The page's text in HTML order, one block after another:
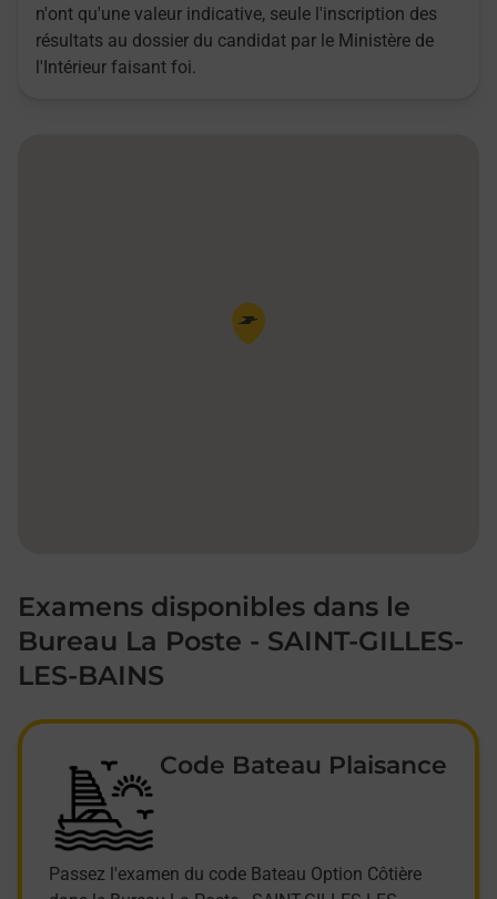
n'ont qu'une valeur indicative, seule l'inscription des
résultats au dossier du candidat par le Ministère de
l'Intérieur faisant foi.
Pin de la carte
Examens disponibles dans le
Bureau La Poste - SAINT-GILLES-
LES-BAINS
Code Bateau Plaisance
Passez l'examen du code Bateau Option Côtière